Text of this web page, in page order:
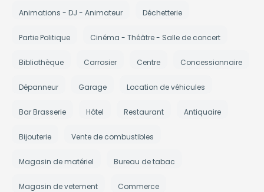
Animations - DJ - Animateur Déchetterie
Partie Politique Cinéma - Théâtre - Salle de concert
Bibliothèque Carrosier Centre Concessionnaire
Dépanneur Garage Location de véhicules
Bar Brasserie Hôtel Restaurant Antiquaire
Bijouterie Vente de combustibles
Magasin de matériel Bureau de tabac
Magasin de vetement Commerce